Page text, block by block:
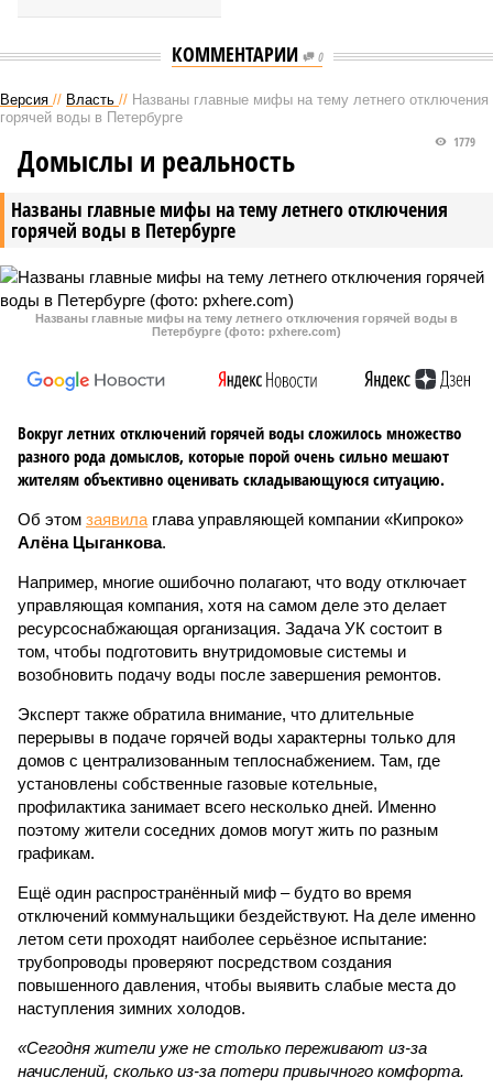
КОММЕНТАРИИ 0
Версия // Власть // Названы главные мифы на тему летнего отключения
горячей воды в Петербурге
Названы главные мифы на тему летнего отключения
горячей воды в Петербурге
1779
Домыслы и реальность
Названы главные мифы на тему летнего отключения горячей воды в
Петербурге (фото: pxhere.com)
Вокруг летних отключений горячей воды сложилось множество
разного рода домыслов, которые порой очень сильно мешают
жителям объективно оценивать складывающуюся ситуацию.
Об этом заявила глава управляющей компании «Кипроко»
Алёна Цыганкова.
Например, многие ошибочно полагают, что воду отключает
управляющая компания, хотя на самом деле это делает
ресурсоснабжающая организация. Задача УК состоит в
том, чтобы подготовить внутридомовые системы и
возобновить подачу воды после завершения ремонтов.
Эксперт также обратила внимание, что длительные
перерывы в подаче горячей воды характерны только для
домов с централизованным теплоснабжением. Там, где
установлены собственные газовые котельные,
профилактика занимает всего несколько дней. Именно
поэтому жители соседних домов могут жить по разным
графикам.
Ещё один распространённый миф – будто во время
отключений коммунальщики бездействуют. На деле именно
летом сети проходят наиболее серьёзное испытание:
трубопроводы проверяют посредством создания
повышенного давления, чтобы выявить слабые места до
наступления зимних холодов.
«Сегодня жители уже не столько переживают из-за
начислений, сколько из-за потери привычного комфорта.